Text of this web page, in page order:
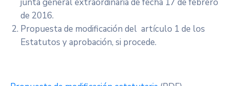
de 2016.
Propuesta de modificación del artículo 1 de los
Estatutos y aprobación, si procede.